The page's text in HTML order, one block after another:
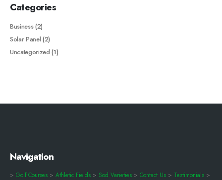
Categories
Business(2)
Solar Panel (2)
Uncategorized (1)
Navigation
> Golf Courses > Athletic Fields > Sod Varieties > Contact Us > Testimonials >